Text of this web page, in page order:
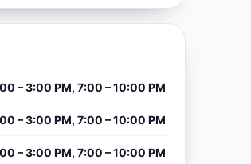
– 3:00 PM, 7:00 – 10:00 PM
– 3:00 PM, 7:00 – 10:00 PM
– 3:00 PM, 7:00 – 10:00 PM